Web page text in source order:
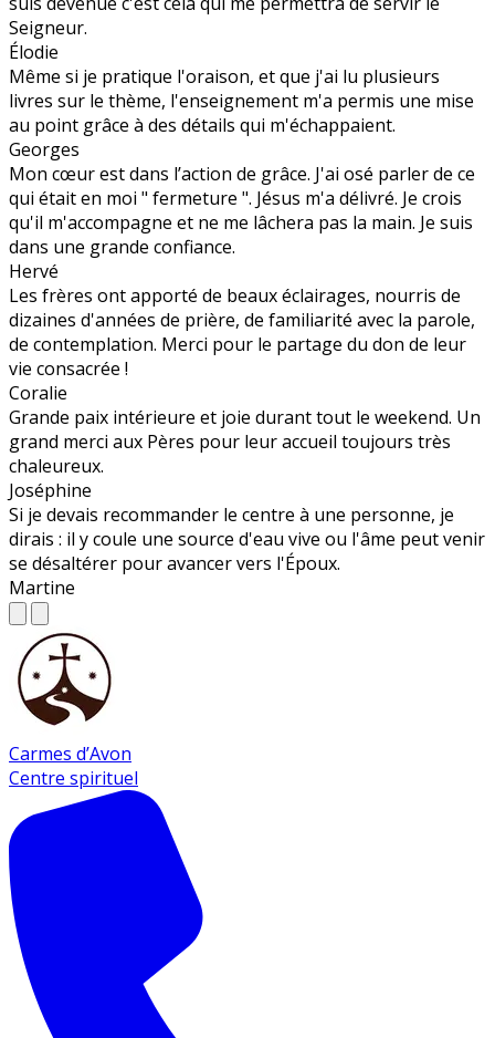
Seigneur.
Élodie
Même si je pratique l'oraison, et que j'ai lu plusieurs
livres sur le thème, l'enseignement m'a permis une mise
au point grâce à des détails qui m'échappaient.
Georges
Mon cœur est dans l’action de grâce. J'ai osé parler de ce
qui était en moi " fermeture ". Jésus m'a délivré. Je crois
qu'il m'accompagne et ne me lâchera pas la main. Je suis
dans une grande confiance.
Hervé
Les frères ont apporté de beaux éclairages, nourris de
dizaines d'années de prière, de familiarité avec la parole,
de contemplation. Merci pour le partage du don de leur
vie consacrée !
Coralie
Grande paix intérieure et joie durant tout le weekend. Un
grand merci aux Pères pour leur accueil toujours très
chaleureux.
Joséphine
Si je devais recommander le centre à une personne, je
dirais : il y coule une source d'eau vive ou l'âme peut venir
se désaltérer pour avancer vers l'Époux.
Martine
Carmes d’Avon
Centre spirituel